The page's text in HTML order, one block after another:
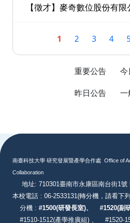
【徵才】麥奇數位股份有限
1 2 3 4
重要公告
今
昨日公告
一
南臺科技大學 研究發展暨產學合作處 Office of
Collaboration
地址: 710301臺南市永康區南台街
本校電話 : 06-2533131(轉分機，請看下
分機 : #1500(研發長室)、 #1520(副
#1510-1512(產學推廣組) 、 #1520-